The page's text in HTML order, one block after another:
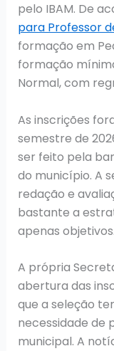
pelo IBAM. De
para Professor
formação em
formação
Normal, com
As inscrições
semestre de
ser feito pela
do município. A
redação e
bastante a
apenas objetivos.
A própria
abertura das
que a seleção
necessidade de
municipal. A